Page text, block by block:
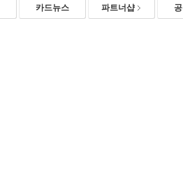
카드뉴스 파트너샵